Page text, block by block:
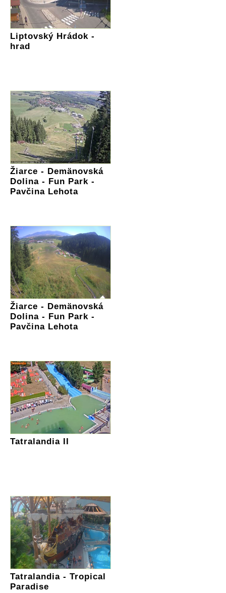
Liptovský Hrádok -
hrad
Žiarce - Demänovská
Dolina - Fun Park -
Pavčina Lehota
Žiarce - Demänovská
Dolina - Fun Park -
Pavčina Lehota
Tatralandia II
Tatralandia - Tropical
Paradise